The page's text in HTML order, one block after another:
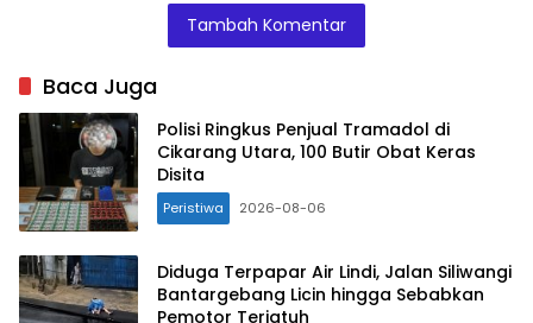
Tambah Komentar
Baca Juga
Polisi Ringkus Penjual Tramadol di
Cikarang Utara, 100 Butir Obat Keras
Disita
Peristiwa 2026-08-06
Diduga Terpapar Air Lindi, Jalan Siliwangi
Bantargebang Licin hingga Sebabkan
Pemotor Terjatuh